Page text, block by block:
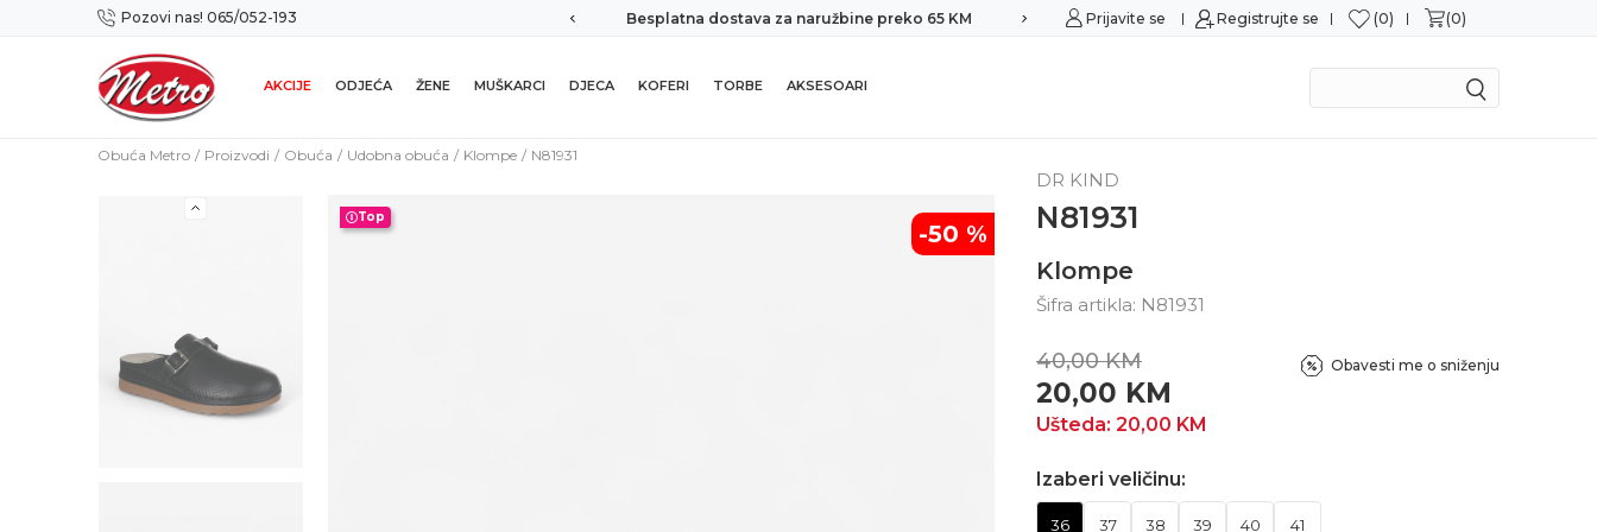
Pozovi nas! 065/052-193
Preuzmi NOVU Metro mobilnu aplikaciju! Besplatna dostava za naružbine preko 65 KM Sigurna kupovina
Prijavite se Registrujte se 0 0
AKCIJE ODJEĆA ŽENE MUŠKARCI DJECA KOFERI TORBE AKSESOARI
Obuća Metro Proizvodi Obuća Udobna obuća Klompe N81931
Top
-50 %
DR KIND
N81931
Klompe
Šifra artikla: N81931
40,00 KM
20,00 KM
Ušteda: 20,00 KM
Obavesti me o sniženju
Izaberi veličinu:
36 37 38 39 40 41